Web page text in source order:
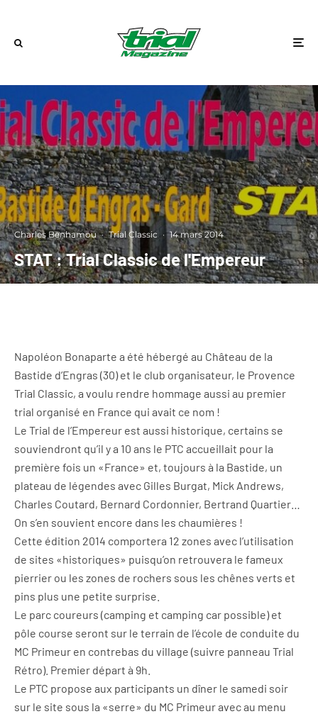
Charles Benhamou · Trial Classic · 14 mars 2014
STAT : Trial Classic de l'Empereur
Napoléon Bonaparte a été hébergé au Château de la
Bastide d’Engras (30) et le club organisateur, le Provence
Trial Classic, a voulu rendre hommage aussi au premier
trial organisé en France qui avait ce nom !
Le Trial de l’Empereur est aussi historique, certains se
souviendront qu’il y a 10 ans le PTC accueillait pour la
première fois un «France» et, toujours à la Bastide, un
plateau de légendes avec Gilles Burgat, Mick Andrews,
Charles Coutard, Bernard Cordonnier, Bertrand Quartier…
On s’en souvient encore dans les chaumières !
Cette édition 2014 comportera 12 zones avec l’utilisation
de sites «historiques» puisqu’on retrouvera le fameux
pierrier ou les zones de rochers sous les chênes verts et
pins plus une petite surprise.
Le parc coureurs (camping et camping car possible) et
pôle course seront sur le terrain de l’école de conduite du
MC Primeur en contrebas du village (suivre panneau Trial
Rétro). Premier départ à 9h.
Le PTC propose aux participants un dîner le samedi soir
sur le site sous la «serre» du MC Primeur avec au menu